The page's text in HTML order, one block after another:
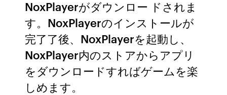
NoxPlayerがダウンロー ドされま
す。NoxPlayerのインストールが
完了了後、NoxPlayerを起動し、
NoxPlayer内のストアからアプリ
をダウンロードすればゲームを楽
しめます。